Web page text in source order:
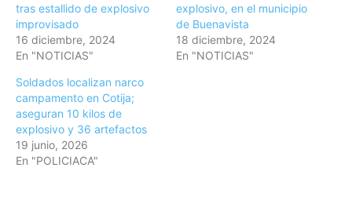
tras estallido de explosivo
improvisado
16 diciembre, 2024
En "NOTICIAS"
explosivo, en el municipio
de Buenavista
18 diciembre, 2024
En "NOTICIAS"
Soldados localizan narco
campamento en Cotija;
aseguran 10 kilos de
explosivo y 36 artefactos
19 junio, 2026
En "POLICIACA"